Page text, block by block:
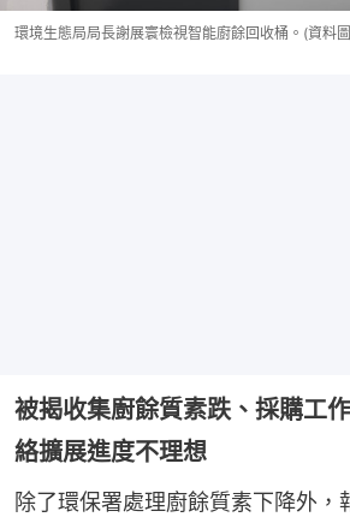
環境生態局局長謝展寰檢視智能廚餘回收桶。(資料
被揭收集廚餘質素跌、採購工
絡擴展進度不理想
除了環保署處理廚餘質素下降外，